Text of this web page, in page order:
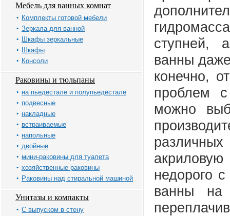
Мебель для ванных комнат
Комплекты готовой мебели
Зеркала для ванной
Шкафы зеркальные
Шкафы
Консоли
Раковины и тюльпаны
на пьедестале и полупьедестале
подвесные
накладные
встраиваемые
напольные
двойные
мини-раковины для туалета
хозяйственные раковины
Раковины над стиральной машиной
Унитазы и компакты
С выпуском в стену
ступней,
ванны
конечно,
проблем
можно
недорого
ванны на